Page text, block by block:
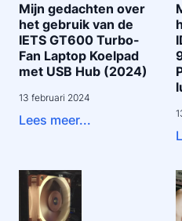
Mijn gedachten over
het gebruik van de
IETS GT600 Turbo-
Fan Laptop Koelpad
met USB Hub (2024)
13 februari 2024
Lees meer...